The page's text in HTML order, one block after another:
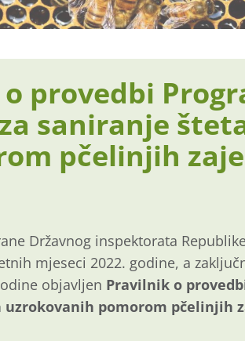
provedbi
saniranje
pčelinjih
Državnog inspektorata
mjeseci 2022. godine, a
objavljen Pravilnik o
pomorom pčelinjih